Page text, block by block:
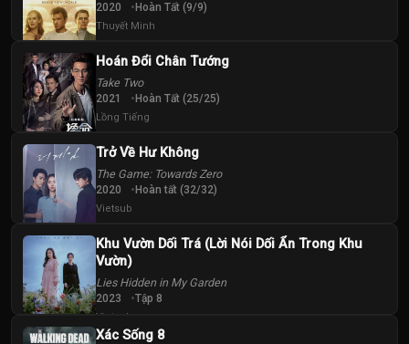
2020 Hoàn Tất (9/9)
Thuyết Minh
Hoán Đổi Chân Tướng
Take Two
2021 Hoàn Tất (25/25)
Lồng Tiếng
Trở Về Hư Không
The Game: Towards Zero
2020 Hoàn tất (32/32)
Vietsub
Khu Vườn Dối Trá (Lời Nói Dối Ẩn Trong Khu
Vườn)
Lies Hidden in My Garden
2023 Tập 8
Vietsub
Xác Sống 8